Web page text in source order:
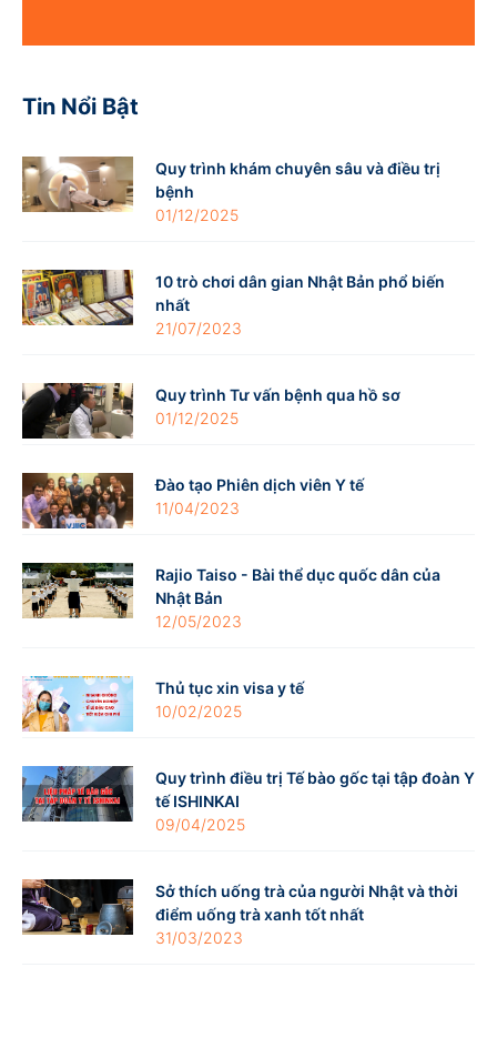
Tin Nổi Bật
Quy trình khám chuyên sâu và điều trị
bệnh
01/12/2025
10 trò chơi dân gian Nhật Bản phổ biến
nhất
21/07/2023
Quy trình Tư vấn bệnh qua hồ sơ
01/12/2025
Đào tạo Phiên dịch viên Y tế
11/04/2023
Rajio Taiso - Bài thể dục quốc dân của
Nhật Bản
12/05/2023
Thủ tục xin visa y tế
10/02/2025
Quy trình điều trị Tế bào gốc tại tập đoàn Y
tế ISHINKAI
09/04/2025
Sở thích uống trà của người Nhật và thời
điểm uống trà xanh tốt nhất
31/03/2023